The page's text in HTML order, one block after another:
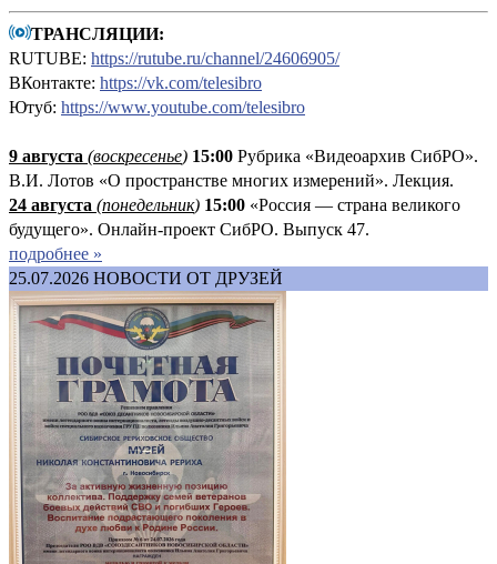
ТРАНСЛЯЦИИ:
RUTUBE: https://rutube.ru/channel/24606905/
ВКонтакте: https://vk.com/telesibro
Ютуб: https://www.youtube.com/telesibro
9 августа (воскресенье) 15:00 Рубрика «Видеоархив СибРО».
В.И. Лотов «О пространстве многих измерений». Лекция.
24 августа (понедельник) 15:00 «Россия — страна великого
будущего». Онлайн-проект СибРО. Выпуск 47.
подробнее »
25.07.2026 НОВОСТИ ОТ ДРУЗЕЙ